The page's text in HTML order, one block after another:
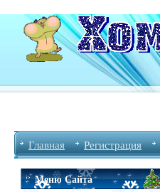
Главная Регистрация
Меню Сайта